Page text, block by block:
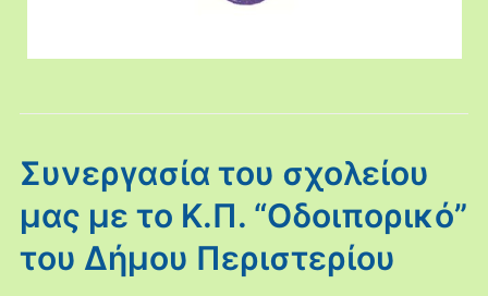
Συνεργασία του σχολείου
μας με το Κ.Π. “Οδοιπορικό”
του Δήμου Περιστερίου